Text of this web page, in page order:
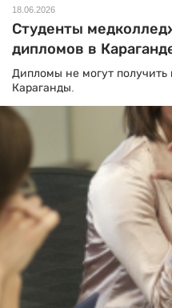
18.06.2026
Студенты
дипломов в
Дипломы не могут
Караганды.